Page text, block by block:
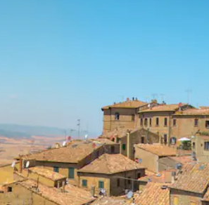
le bas pour les parcourir ou en appuyant et